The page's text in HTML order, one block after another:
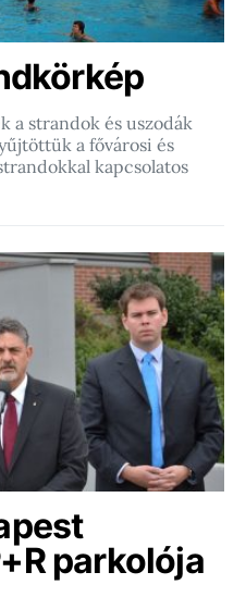
a strandok és uszodák
a fővárosi és
kapcsolatos
parkolója